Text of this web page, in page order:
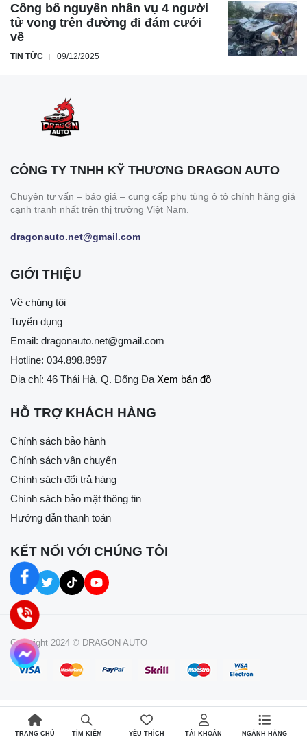
Công bố nguyên nhân vụ 4 người
tử vong trên đường đi đám cưới
về
TIN TỨC 09/12/2025
CÔNG TY TNHH KỸ THƯƠNG DRAGON AUTO
Chuyên tư vấn – báo giá – cung cấp phụ tùng ô tô chính hãng giá
cạnh tranh nhất trên thị trường Việt Nam.
dragonauto.net@gmail.com
GIỚI THIỆU
Về chúng tôi
Tuyển dụng
Email: dragonauto.net@gmail.com
Hotline: 034.898.8987
Địa chỉ: 46 Thái Hà, Q. Đống Đa Xem bản đồ
HỖ TRỢ KHÁCH HÀNG
Chính sách bảo hành
Chính sách vận chuyển
Chính sách đổi trả hàng
Chính sách bảo mật thông tin
Hướng dẫn thanh toán
KẾT NỐI VỚI CHÚNG TÔI
Copyright 2024 © DRAGON AUTO
TRANG CHỦ TÌM KIẾM YÊU THÍCH TÀI KHOẢN NGÀNH HÀNG